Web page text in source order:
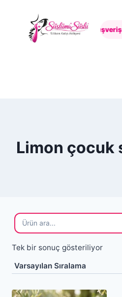
content
Güvenli Alışveriş •
Limon çocuk
Tek bir sonuç gösteriliyor